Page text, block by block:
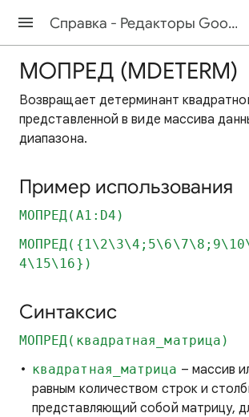
Cправка - Редакторы Google Документов
МОПРЕД (MDETERM)
Возвращает детерминант
представленной в виде массива
диапазона.
Пример использования
МОПРЕД(A1:D4)
4\15\16})
Синтаксис
МОПРЕД(квадратная_матрица)
квадратная_матрица – массив
равным количеством строк и
представляющий собой матрицу,